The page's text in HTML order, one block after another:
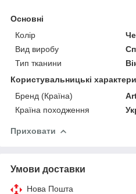
Основні
Колір
Вид виробу
Тип тканини
Користувальницькі
Бренд (Країна)
Країна походження
Приховати
Умови доставки
Нова Пошта